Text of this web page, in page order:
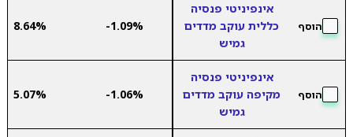
הוסף
אינפיניטי פנסיה
כללית עוקב מדדים
גמיש
-1.09%
8.64%
הוסף
אינפיניטי פנסיה
מקיפה עוקב מדדים
גמיש
-1.06%
5.07%